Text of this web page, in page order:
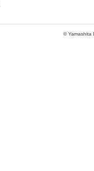
© Yamashita